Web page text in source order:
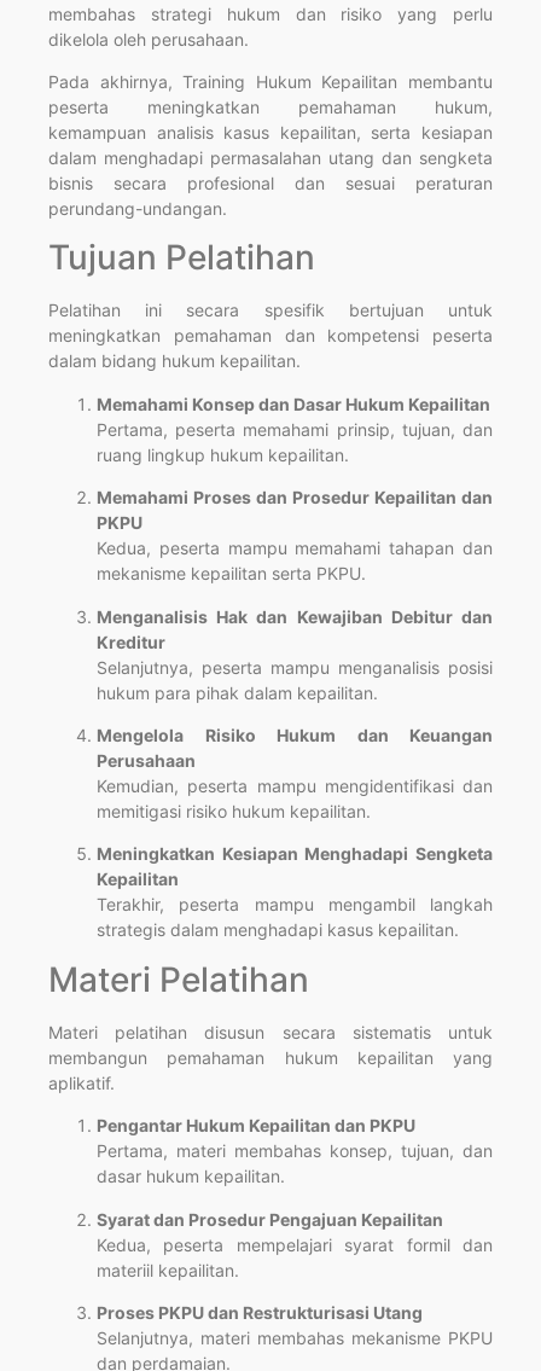
membahas strategi hukum dan risiko yang perlu
dikelola oleh perusahaan.
Pada akhirnya, Training Hukum Kepailitan membantu
peserta meningkatkan pemahaman hukum,
kemampuan analisis kasus kepailitan, serta kesiapan
dalam menghadapi permasalahan utang dan sengketa
bisnis secara profesional dan sesuai peraturan
perundang-undangan.
Tujuan Pelatihan
Pelatihan ini secara spesifik bertujuan untuk
meningkatkan pemahaman dan kompetensi peserta
dalam bidang hukum kepailitan.
Memahami Konsep dan Dasar Hukum Kepailitan
Pertama, peserta memahami prinsip, tujuan, dan
ruang lingkup hukum kepailitan.
Memahami Proses dan Prosedur Kepailitan dan
PKPU
Kedua, peserta mampu memahami tahapan dan
mekanisme kepailitan serta PKPU.
Menganalisis Hak dan Kewajiban Debitur dan
Kreditur
Selanjutnya, peserta mampu menganalisis posisi
hukum para pihak dalam kepailitan.
Mengelola Risiko Hukum dan Keuangan
Perusahaan
Kemudian, peserta mampu mengidentifikasi dan
memitigasi risiko hukum kepailitan.
Meningkatkan Kesiapan Menghadapi Sengketa
Kepailitan
Terakhir, peserta mampu mengambil langkah
strategis dalam menghadapi kasus kepailitan.
Materi Pelatihan
Materi pelatihan disusun secara sistematis untuk
membangun pemahaman hukum kepailitan yang
aplikatif.
Pengantar Hukum Kepailitan dan PKPU
Pertama, materi membahas konsep, tujuan, dan
dasar hukum kepailitan.
Syarat dan Prosedur Pengajuan Kepailitan
Kedua, peserta mempelajari syarat formil dan
materiil kepailitan.
Proses PKPU dan Restrukturisasi Utang
Selanjutnya, materi membahas mekanisme PKPU
dan perdamaian.